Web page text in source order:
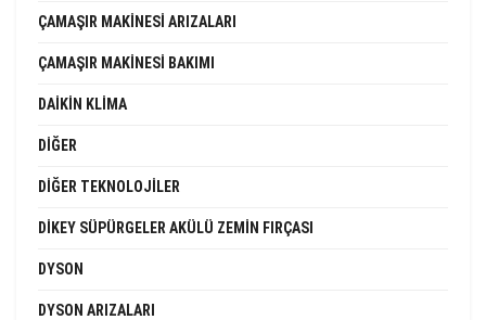
ÇAMAŞIR MAKINESI ARIZALARI
ÇAMAŞIR MAKINESI BAKIMI
DAIKIN KLIMA
DIĞER
DIĞER TEKNOLOJILER
DIKEY SÜPÜRGELER AKÜLÜ ZEMIN FIRÇASI
DYSON
DYSON ARIZALARI